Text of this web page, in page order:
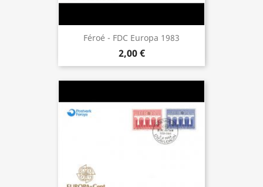
Féroé - FDC Europa 1983
2,00 €